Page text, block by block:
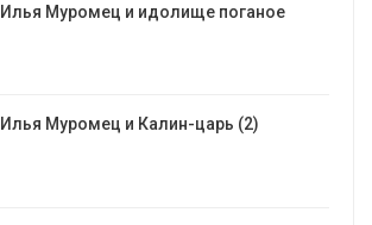
Илья Муромец и идолище поганое
Илья Муромец и Калин-царь (2)